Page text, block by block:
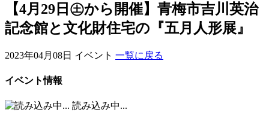
【4月29日㊏から開催】青梅市吉川英治
記念館と文化財住宅の『五月人形展』
2023年04月08日 イベント 一覧に戻る
イベント情報
読み込み中...